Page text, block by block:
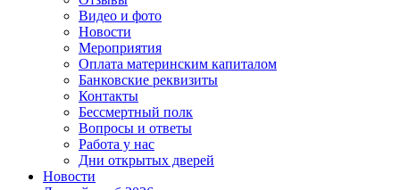
Видео и фото
Новости
Мероприятия
Оплата материнским капиталом
Банковские реквизиты
Контакты
Бессмертный полк
Вопросы и ответы
Работа у нас
Дни открытых дверей
Новости